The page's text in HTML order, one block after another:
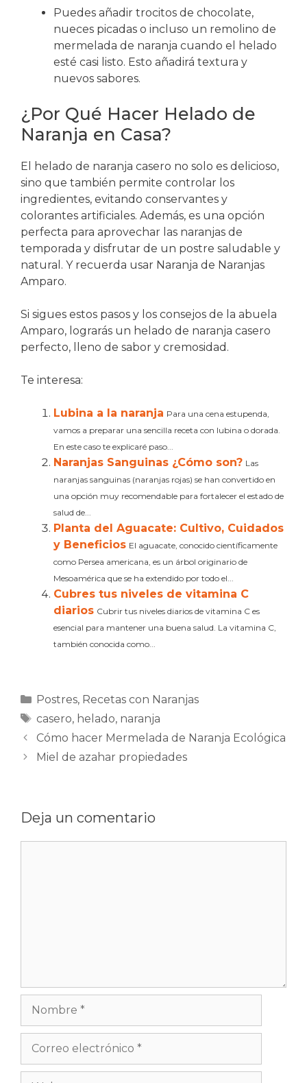
Puedes añadir trocitos de chocolate,
nueces picadas o incluso un remolino de
mermelada de naranja cuando el helado
esté casi listo. Esto añadirá textura y
nuevos sabores.
¿Por Qué Hacer Helado de
Naranja en Casa?
El helado de naranja casero no solo es delicioso,
sino que también permite controlar los
ingredientes, evitando conservantes y
colorantes artificiales. Además, es una opción
perfecta para aprovechar las naranjas de
temporada y disfrutar de un postre saludable y
natural. Y recuerda usar Naranja de Naranjas
Amparo.
Si sigues estos pasos y los consejos de la abuela
Amparo, lograrás un helado de naranja casero
perfecto, lleno de sabor y cremosidad.
Te interesa:
Lubina a la naranja Para una cena estupenda,
vamos a preparar una sencilla receta con lubina o dorada.
En este caso te explicaré paso...
Naranjas Sanguinas ¿Cómo son? Las
naranjas sanguinas (naranjas rojas) se han convertido en
una opción muy recomendable para fortalecer el estado de
salud de...
Planta del Aguacate: Cultivo, Cuidados
y Beneficios El aguacate, conocido científicamente
como Persea americana, es un árbol originario de
Mesoamérica que se ha extendido por todo el...
Cubres tus niveles de vitamina C
diarios Cubrir tus niveles diarios de vitamina C es
esencial para mantener una buena salud. La vitamina C,
también conocida como...
Categorías
Postres, Recetas con Naranjas
Etiquetas
casero, helado, naranja
Cómo hacer Mermelada de Naranja Ecológica
Miel de azahar propiedades
Deja un comentario
Nombre
electrónico